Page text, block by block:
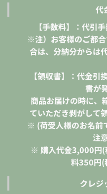
代
【手数料】：代引
※注）お客様のご都
合は、分納分からは
【領収書】：代金
書が
商品お届けの時に、
ていただき剥がして
※ (荷受人様のお名前
注
※ 購入代金3,000円(
料350円(
クレジ